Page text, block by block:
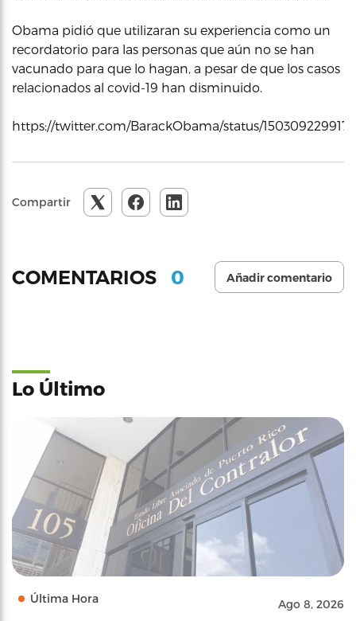
Obama pidió que utilizaran su experiencia como un
recordatorio para las personas que aún no se han
vacunado para que lo hagan, a pesar de que los casos
relacionados al covid-19 han disminuido.
https://twitter.com/BarackObama/status/
Compartir
COMENTARIOS 0 Añadir comentario
Lo Último
Última Hora Ago 8, 2026